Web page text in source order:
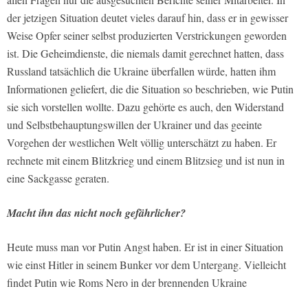
der jetzigen Situation deutet vieles darauf hin, dass er in gewisser
Weise Opfer seiner selbst produzierten Verstrickungen geworden
ist. Die Geheimdienste, die niemals damit gerechnet hatten, dass
Russland tatsächlich die Ukraine überfallen würde, hatten ihm
Informationen geliefert, die die Situation so beschrieben, wie Putin
sie sich vorstellen wollte. Dazu gehörte es auch, den Widerstand
und Selbstbehauptungswillen der Ukrainer und das geeinte
Vorgehen der westlichen Welt völlig unterschätzt zu haben. Er
rechnete mit einem Blitzkrieg und einem Blitzsieg und ist nun in
eine Sackgasse geraten.
Macht ihn das nicht noch gefährlicher?
Heute muss man vor Putin Angst haben. Er ist in einer Situation
wie einst Hitler in seinem Bunker vor dem Untergang. Vielleicht
findet Putin wie Roms Nero in der brennenden Ukraine